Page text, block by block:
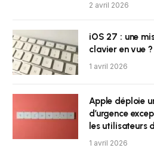
2 avril 2026
iOS 27 : une
clavier en vue ?
1 avril 2026
Apple déploie
d’urgence
les utilisateurs
1 avril 2026